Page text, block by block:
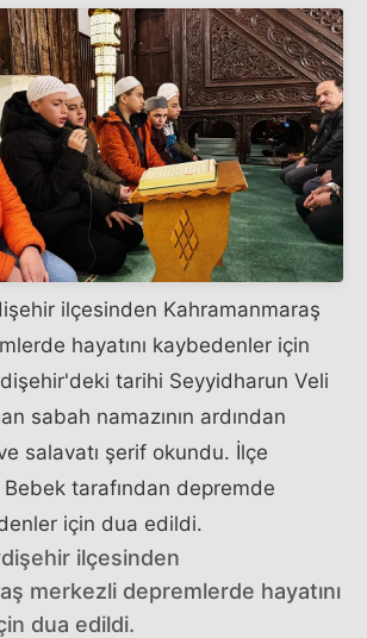
ilçesinden Kahramanmaraş
hayatını kaybedenler için
tarihi Seyyidharun Veli
sabah namazının ardından
salavatı şerif okundu. İlçe
tarafından depremde
için dua edildi.
ilçesinden
merkezli depremlerde hayatını
dua edildi.